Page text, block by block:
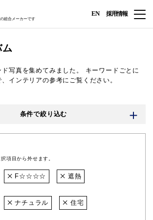
総合メーカーです
EN 採用情報
写真を集めてみました。
キーワードごとに
インテリアの参考にご覧ください。
条件で絞り込む
項目から外せます。
F☆☆☆☆ 遮熱
ナチュラル 住宅